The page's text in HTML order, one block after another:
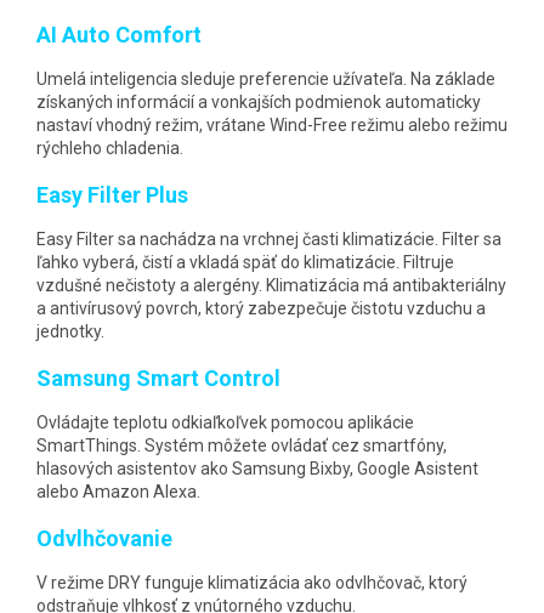
AI Auto Comfort
Umelá inteligencia sleduje preferencie užívateľa. Na základe
získaných informácií a vonkajších podmienok automaticky
nastaví vhodný režim, vrátane Wind-Free režimu alebo režimu
rýchleho chladenia.
Easy Filter Plus
Easy Filter sa nachádza na vrchnej časti klimatizácie. Filter sa
ľahko vyberá, čistí a vkladá späť do klimatizácie. Filtruje
vzdušné nečistoty a alergény. Klimatizácia má antibakteriálny
a antivírusový povrch, ktorý zabezpečuje čistotu vzduchu a
jednotky.
Samsung Smart Control
Ovládajte teplotu odkiaľkoľvek pomocou aplikácie
SmartThings. Systém môžete ovládať cez smartfóny,
hlasových asistentov ako Samsung Bixby, Google Asistent
alebo Amazon Alexa.
Odvlhčovanie
V režime DRY funguje klimatizácia ako odvlhčovač, ktorý
odstraňuje vlhkosť z vnútorného vzduchu.